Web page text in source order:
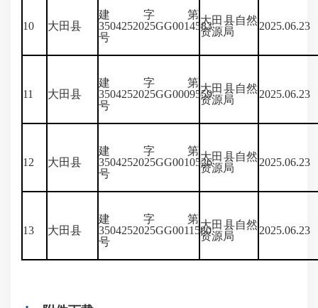
10 大田县
建字第
3504252025GG0014583
号
大田县自然
资源局
2025.06.23
11 大田县
建字第
3504252025GG0009559
号
大田县自然
资源局
2025.06.23
12 大田县
建字第
3504252025GG0010526
号
大田县自然
资源局
2025.06.23
13 大田县
建字第
3504252025GG0011580
号
大田县自然
资源局
2025.06.23